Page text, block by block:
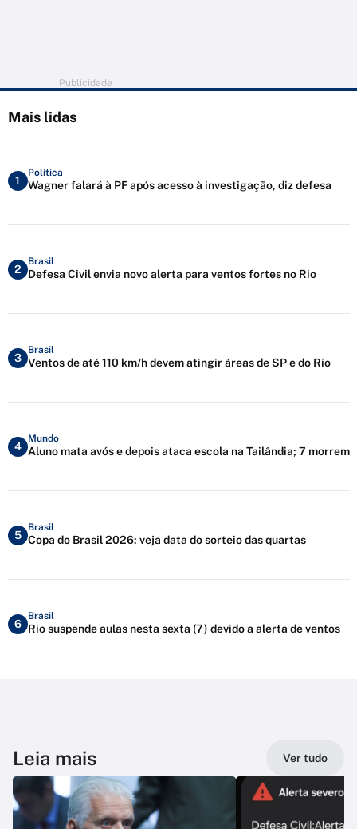
Publicidade
Mais lidas
1
Política
Wagner falará à PF após acesso à investigação, diz defesa
2
Brasil
Defesa Civil envia novo alerta para ventos fortes no Rio
3
Brasil
Ventos de até 110 km/h devem atingir áreas de SP e do Rio
4
Mundo
Aluno mata avós e depois ataca escola na Tailândia; 7 morrem
5
Brasil
Copa do Brasil 2026: veja data do sorteio das quartas
6
Brasil
Rio suspende aulas nesta sexta (7) devido a alerta de ventos
Leia mais Ver tudo